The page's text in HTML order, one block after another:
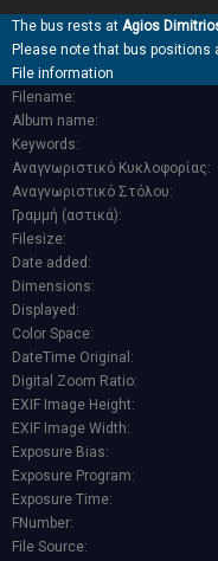
The bus rests at Agios
Please note that bus
File information
Filename:
Album name:
Keywords:
Αναγνωριστικό Κυκλοφορίας:
Αναγνωριστικό Στόλου:
Γραμμή (αστικά):
Filesize:
Date added:
Dimensions:
Displayed:
Color Space:
DateTime Original:
Digital Zoom Ratio:
EXIF Image Height:
EXIF Image Width:
Exposure Bias:
Exposure Program:
Exposure Time:
FNumber:
File Source: